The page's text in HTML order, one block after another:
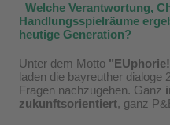
Welche Verantwortung,
Handlungsspielräume
heutige Generation?
Unter dem Motto
laden die bayreuther dialoge
Fragen nachzugehen. Ganz
zukunftsorientiert, ganz